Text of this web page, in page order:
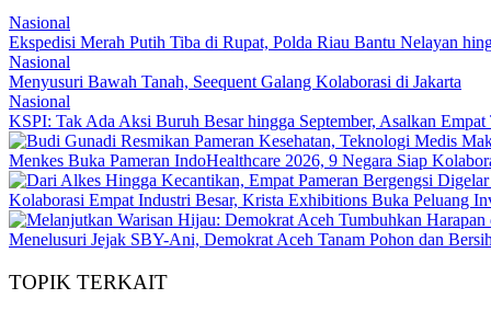
Nasional
Ekspedisi Merah Putih Tiba di Rupat, Polda Riau Bantu Nelayan
Nasional
Menyusuri Bawah Tanah, Seequent Galang Kolaborasi di Jakarta
Nasional
KSPI: Tak Ada Aksi Buruh Besar hingga September, Asalkan
Menkes Buka Pameran IndoHealthcare 2026, 9 Negara Siap
Kolaborasi Empat Industri Besar, Krista Exhibitions Buka Peluang
Menelusuri Jejak SBY-Ani, Demokrat Aceh Tanam Pohon dan
TOPIK TERKAIT